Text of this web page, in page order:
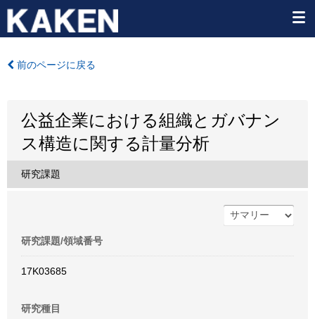
前のページに戻る
公益企業における組織とガバナン
ス構造に関する計量分析
研究課題
研究課題/領域番号
17K03685
研究種目